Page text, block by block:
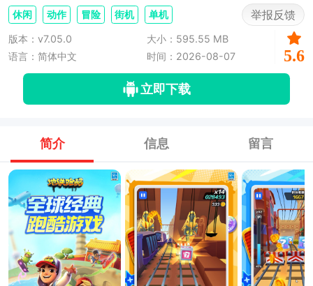
休闲 动作 冒险 街机 单机 举报反馈
版本：v7.05.0
大小：595.55 MB
语言：简体中文
时间：2026-08-07 5.6
立即下载
简介 信息 留言